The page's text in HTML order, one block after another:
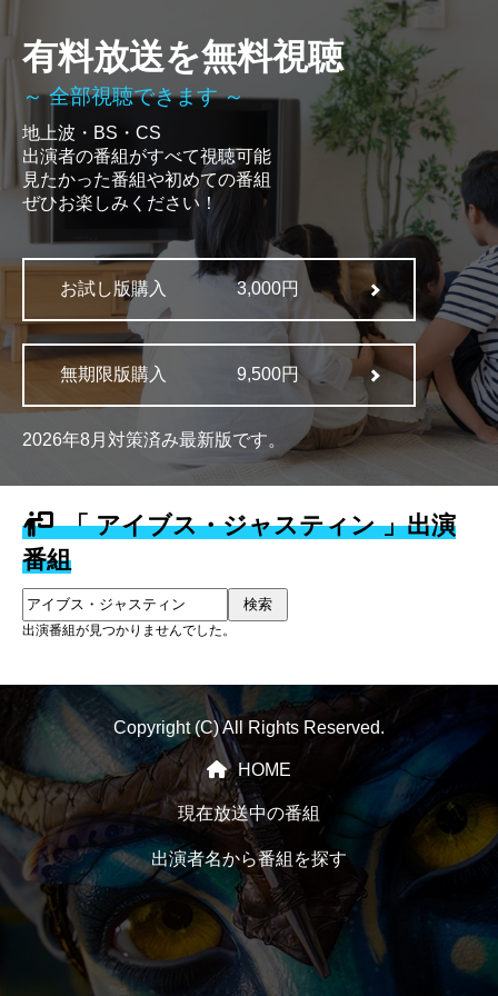
有料放送を無料視聴
～ 全部視聴できます ～
地上波・BS・CS
出演者の番組がすべて視聴可能
見たかった番組や初めての番組
ぜひお楽しみください！
お試し版購入 3,000円
無期限版購入 9,500円
2026年8月対策済み最新版です。
「 アイブス・ジャスティン 」出演
番組
検索
出演番組が見つかりませんでした。
Copyright (C) All Rights Reserved.
HOME
現在放送中の番組
出演者名から番組を探す